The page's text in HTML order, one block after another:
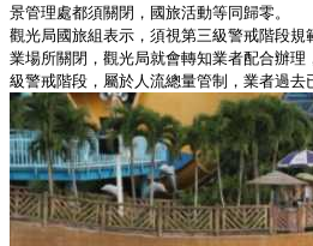
景管理處都須關閉，國旅活動等同歸零。
觀光局國旅組表示，須視第三級警戒階段
業場所關閉，觀光局就會轉知業者配合辦理
級警戒階段，屬於人流總量管制，業者過去